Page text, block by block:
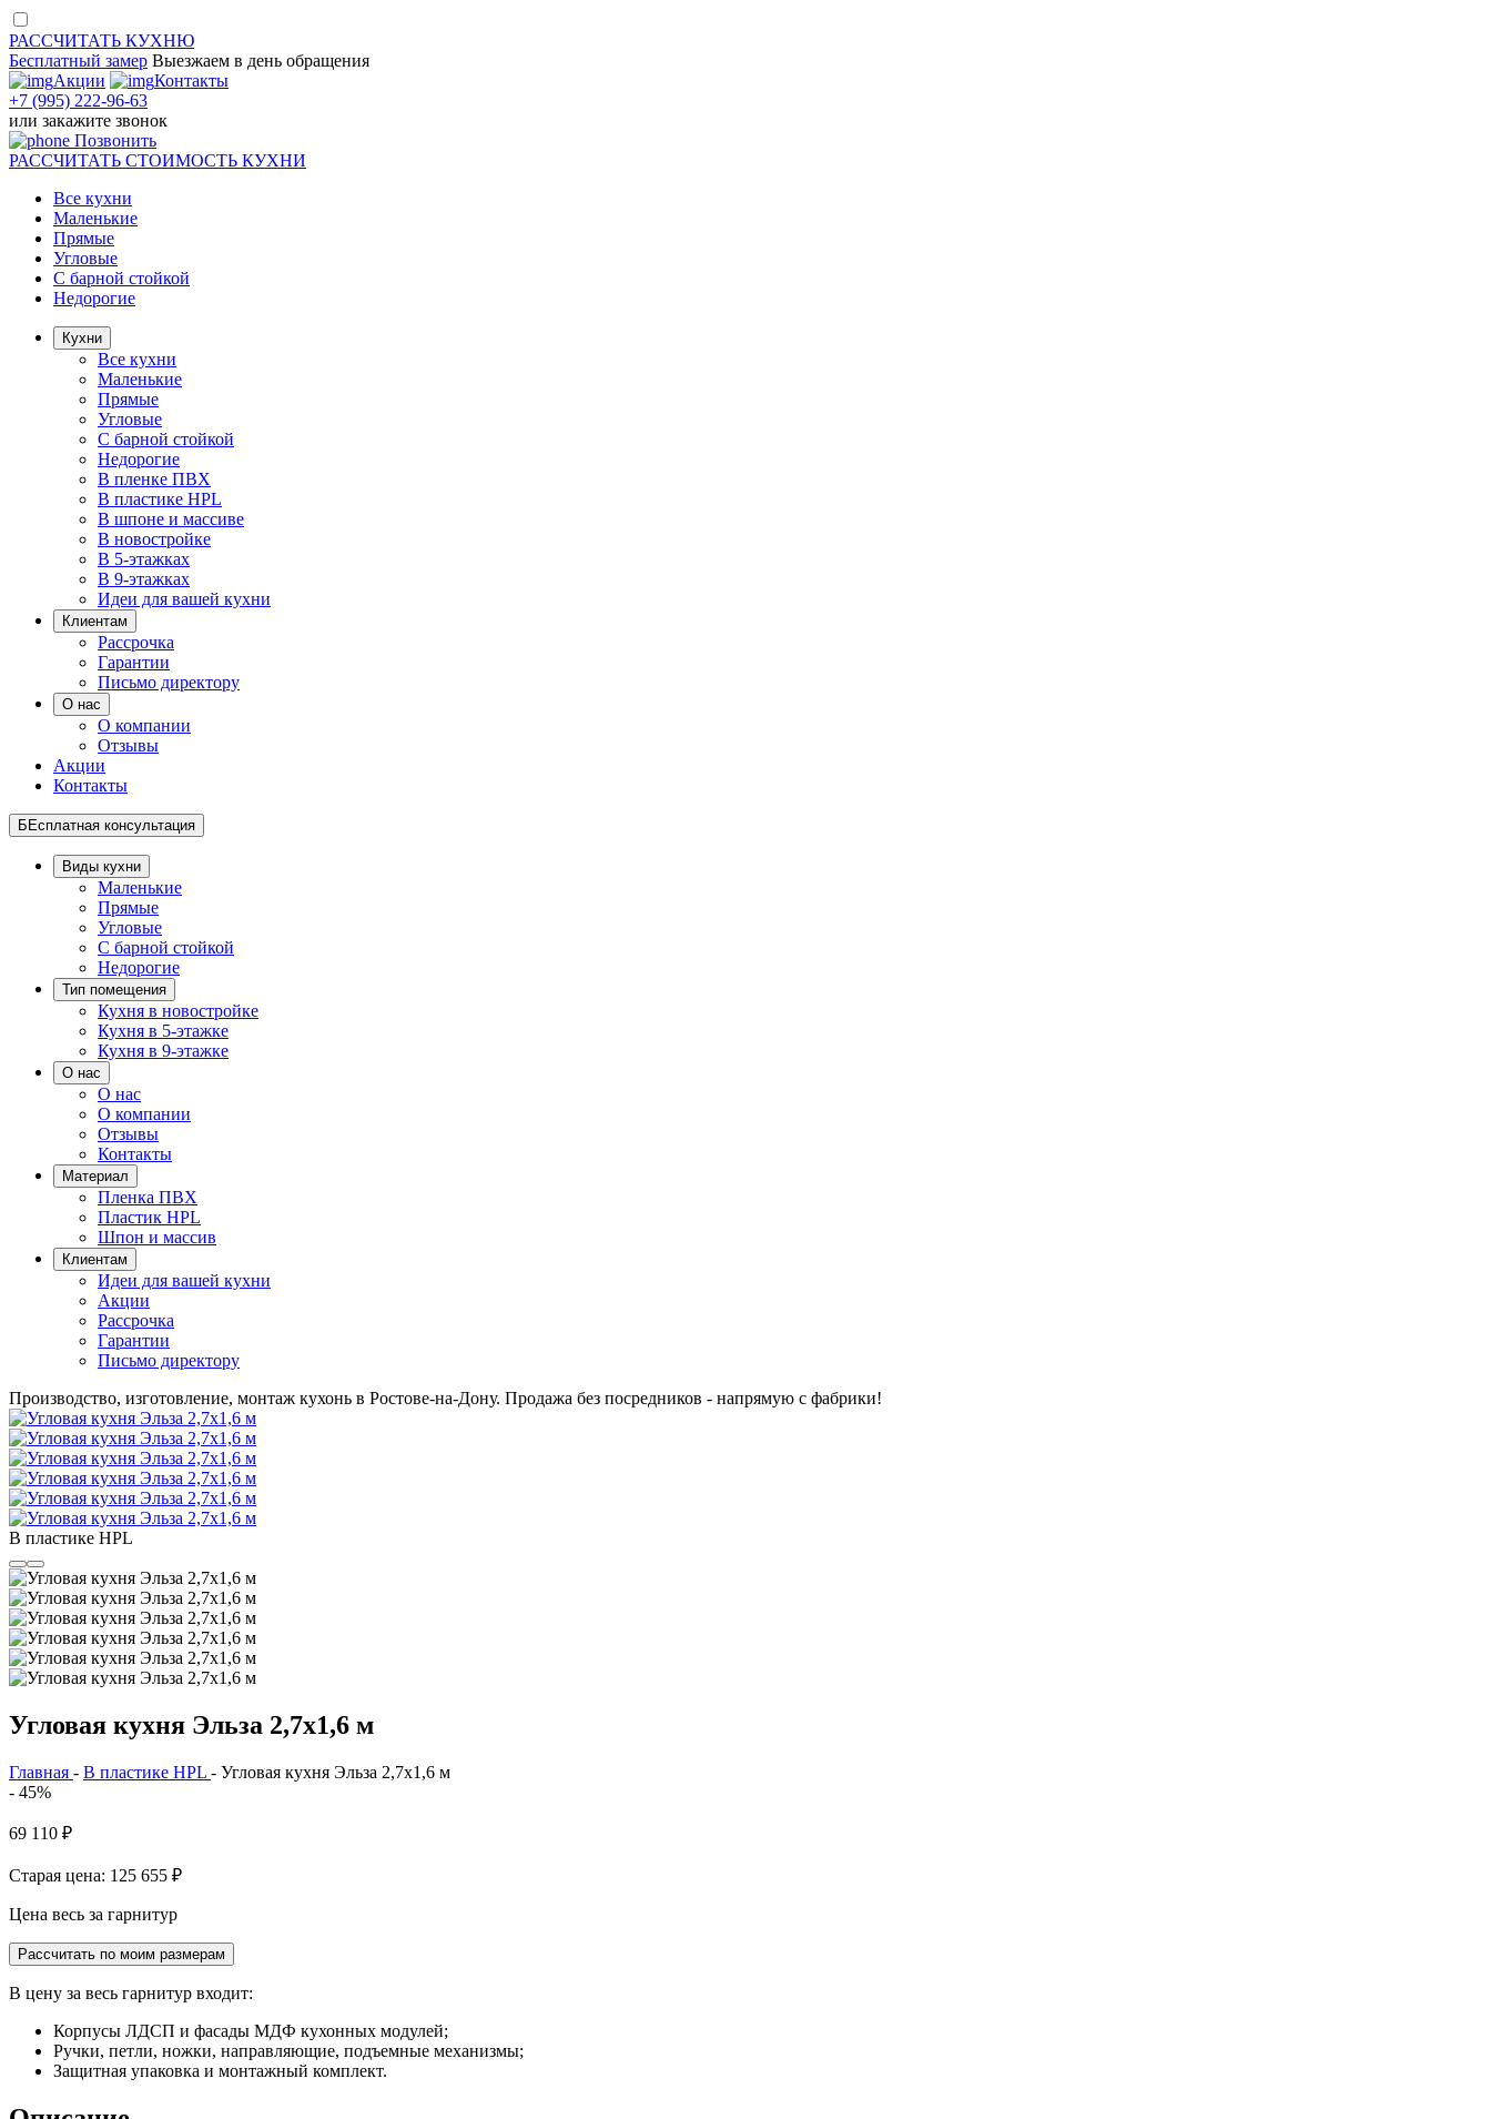
РАССЧИТАТЬ КУХНЮ
Бесплатный замер Выезжаем в день обращения
Акции
Контакты
+7 (995) 222-96-63
или закажите звонок
Позвонить
РАССЧИТАТЬ СТОИМОСТЬ КУХНИ
Все кухни
Маленькие
Прямые
Угловые
С барной стойкой
Недорогие
Кухни
Все кухни
Маленькие
Прямые
Угловые
С барной стойкой
Недорогие
В пленке ПВХ
В пластике HPL
В шпоне и массиве
В новостройке
В 5-этажках
В 9-этажках
Идеи для вашей кухни
Клиентам
Рассрочка
Гарантии
Письмо директору
О нас
О компании
Отзывы
Акции
Контакты
БЕсплатная консультация
Виды кухни
Маленькие
Прямые
Угловые
С барной стойкой
Недорогие
Тип помещения
Кухня в новостройке
Кухня в 5-этажке
Кухня в 9-этажке
О нас
О нас
О компании
Отзывы
Контакты
Материал
Пленка ПВХ
Пластик HPL
Шпон и массив
Клиентам
Идеи для вашей кухни
Акции
Рассрочка
Гарантии
Письмо директору
Производство, изготовление, монтаж кухонь в Ростове-на-Дону. Продажа без посредников - напрямую с фабрики!
В пластике HPL
Угловая кухня Эльза 2,7х1,6 м
Главная - В пластике HPL - Угловая кухня Эльза 2,7х1,6 м
- 45%
69 110 ₽
Старая цена: 125 655 ₽
Цена весь за гарнитур
Рассчитать по моим размерам
В цену за весь гарнитур входит:
Корпусы ЛДСП и фасады МДФ кухонных модулей;
Ручки, петли, ножки, направляющие, подъемные механизмы;
Защитная упаковка и монтажный комплект.